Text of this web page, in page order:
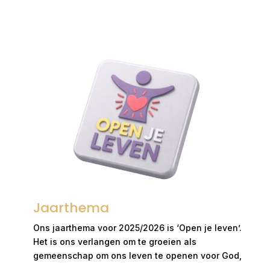
Jaarthema
Ons jaarthema voor 2025/2026 is ‘Open je leven’.
Het is ons verlangen om te groeien als
gemeenschap om ons leven te openen voor God,